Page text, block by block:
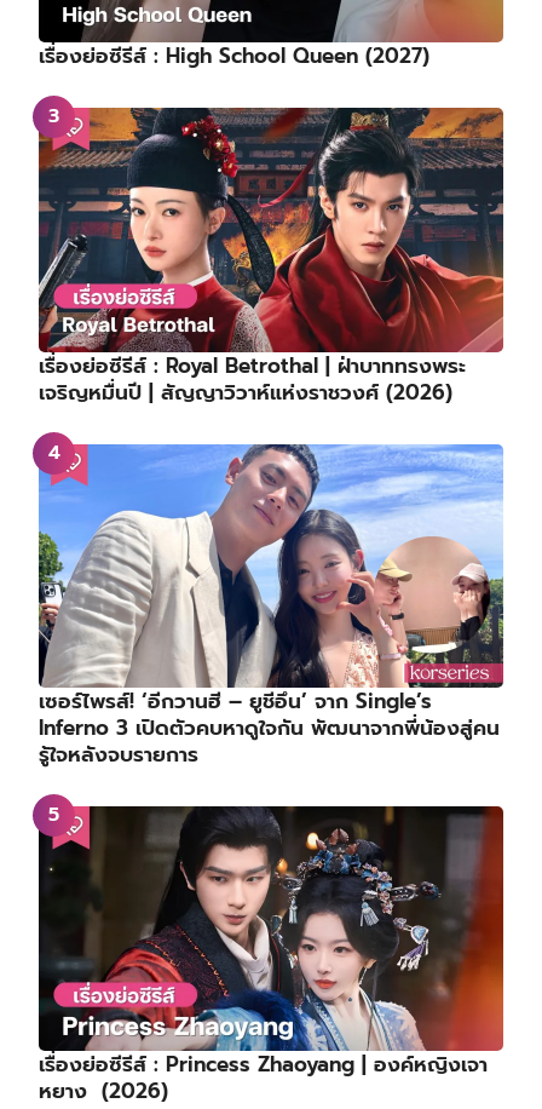
เรื่องย่อซีรีส์ : High School Queen (2027)
เรื่องย่อซีรีส์ : Royal Betrothal | ฝ่าบาททรงพระ
เจริญหมื่นปี | สัญญาวิวาห์แห่งราชวงศ์ (2026)
เซอร์ไพรส์! ‘อีกวานฮี – ยูชีอึน’ จาก Single’s
Inferno 3 เปิดตัวคบหาดูใจกัน พัฒนาจากพี่น้องสู่คน
รู้ใจหลังจบรายการ
เรื่องย่อซีรีส์ : Princess Zhaoyang | องค์หญิงเจา
หยาง (2026)